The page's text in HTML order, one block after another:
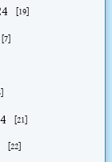
[19]
[7]
[21]
[22]